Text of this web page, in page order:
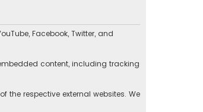
Facebook, Twitter, and
content, including tracking
the respective external websites. We